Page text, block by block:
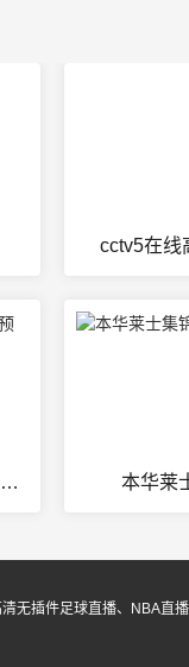
cctv5在线
2026年世界杯南美区预选赛赛程 本华莱
无插件足球直播、NBA直